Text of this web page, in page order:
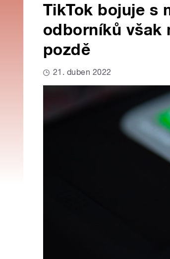
TikTok bojuje s
odborníků však
pozdě
21. duben 2022